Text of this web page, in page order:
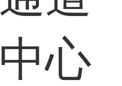
心